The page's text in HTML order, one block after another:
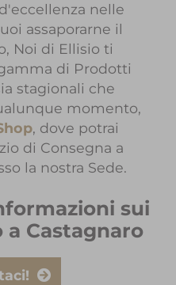
d'eccellenza nelle
assaporarne il
Noi di Ellisio ti
di Prodotti
stagionali che
momento,
, dove potrai
di Consegna a
la nostra Sede.
sui
Castagnaro